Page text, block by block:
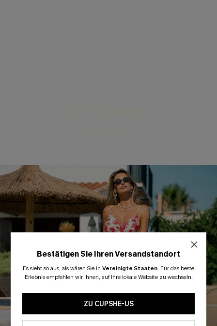
Bestätigen Sie Ihren Versandstandort
Es sieht so aus, als wären Sie in Vereinigte Staaten. Für das beste
Erlebnis empfehlen wir Ihnen, auf Ihre lokale Website zu wechseln.
ZU CUPSHE-US